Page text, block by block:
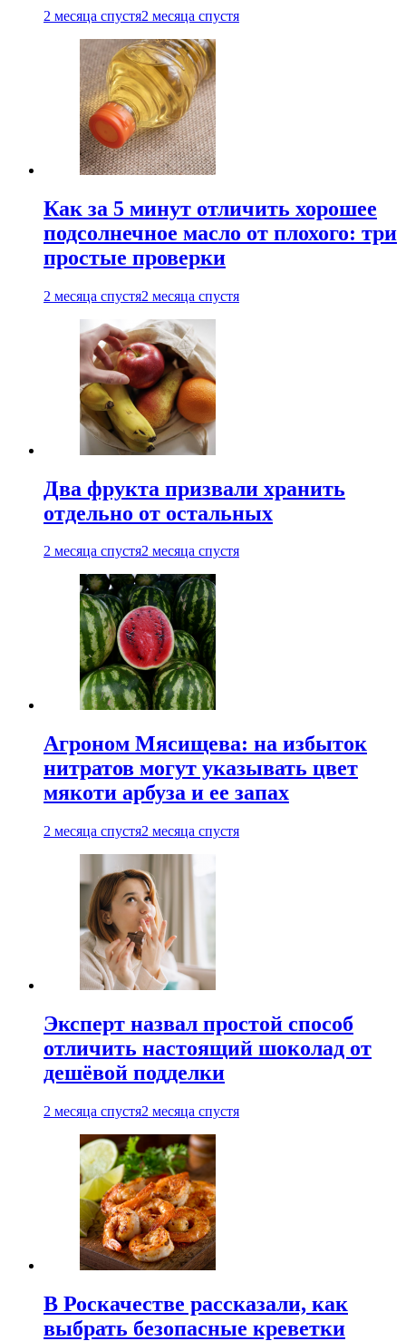
2 месяца спустя2 месяца спустя
Как за 5 минут отличить хорошее
подсолнечное масло от плохого: три
простые проверки
2 месяца спустя2 месяца спустя
Два фрукта призвали хранить
отдельно от остальных
2 месяца спустя2 месяца спустя
Агроном Мясищева: на избыток
нитратов могут указывать цвет
мякоти арбуза и ее запах
2 месяца спустя2 месяца спустя
Эксперт назвал простой способ
отличить настоящий шоколад от
дешёвой подделки
2 месяца спустя2 месяца спустя
В Роскачестве рассказали, как
выбрать безопасные креветки